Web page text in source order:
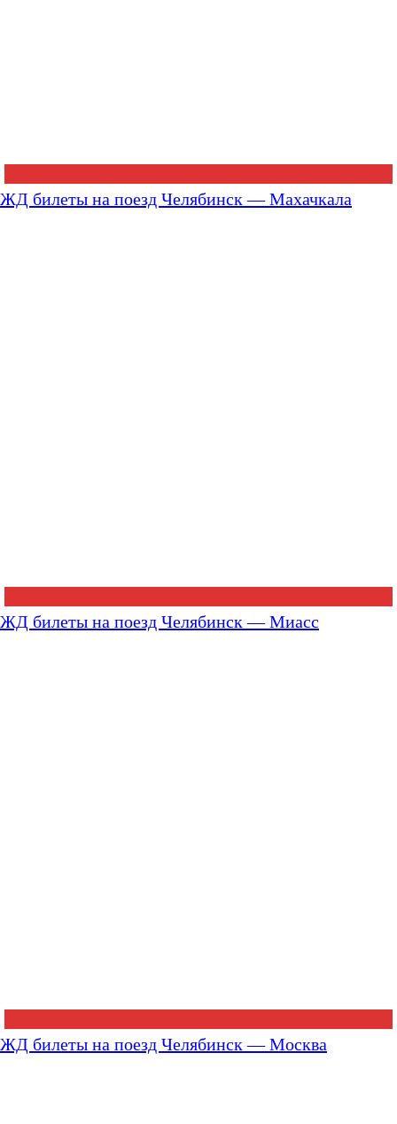
ЖД билеты на поезд Челябинск — Махачкала
ЖД билеты на поезд Челябинск — Миасс
ЖД билеты на поезд Челябинск — Москва